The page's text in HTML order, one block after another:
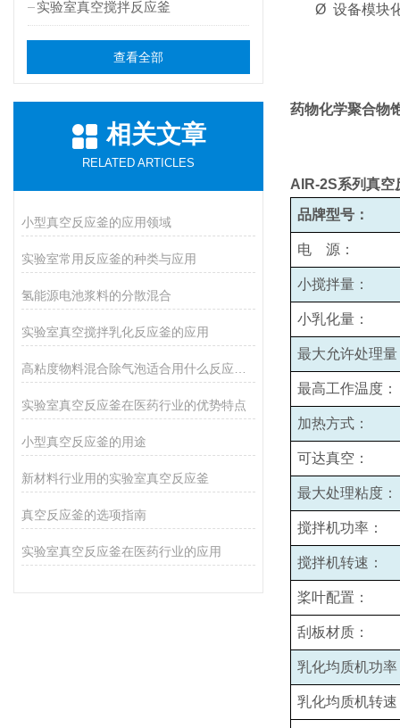
实验室真空搅拌反应釜
查看全部
相关文章
RELATED ARTICLES
小型真空反应釜的应用领域
实验室常用反应釜的种类与应用
氢能源电池浆料的分散混合
实验室真空搅拌乳化反应釜的应用
实验室真空反应釜在医药行业的优势特点
小型真空反应釜的用途
新材料行业用的实验室真空反应釜
真空反应釜的选项指南
实验室真空反应釜在医药行业的应用
Ø 设备模块
药物化学聚合物
AIR-2S系列真空
品牌型号：
电 源：
小搅拌量：
小乳化量：
最大允许处理量
最高工作温度：
加热方式：
可达真空：
最大处理粘度：
搅拌机功率：
搅拌机转速：
桨叶配置：
刮板材质：
乳化均质机功率
乳化均质机转速